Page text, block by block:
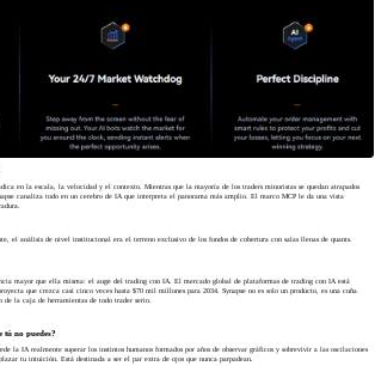
en la escala, la velocidad y el contexto. Mientras que la mayoría de los traders minoristas se quedan atrapados
canaliza todo en un cerebro de IA que interpreta el panorama más amplio. El marco MCP le da una vista
el análisis de nivel institucional era el terreno exclusivo de los fondos de cobertura con salas llenas de quants.
mayor que ella misma: el auge del trading con IA. El mercado global de plataformas de trading con IA está
que crezca casi cinco veces hasta $70 mil millones para 2034. Synapse no es solo un producto, es una cuña
la caja de herramientas de todo trader serio.
tú no puedes?
la IA realmente superar los instintos humanos formados por años de observar gráficos y sobrevivir a las oscilaciones
tu intuición. Está destinada a ser el par extra de ojos que nunca parpadean.